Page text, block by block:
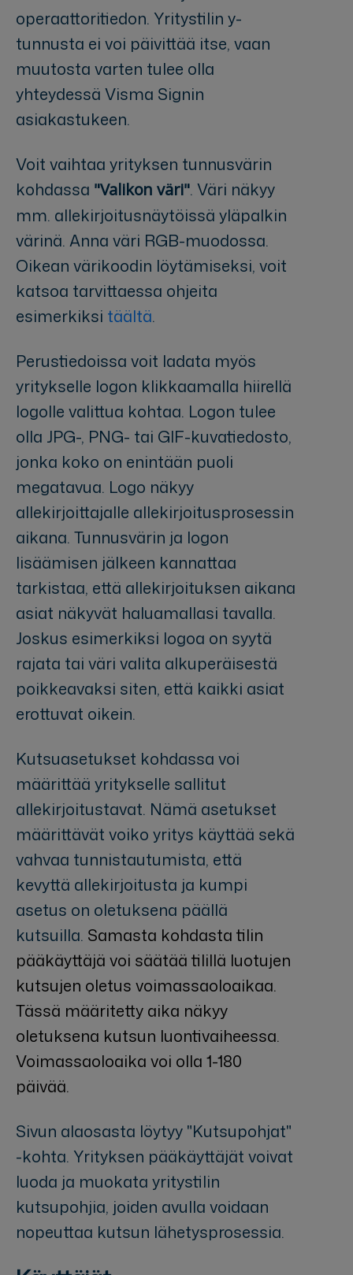
operaattoritiedon. Yritystilin y-
tunnusta ei voi päivittää itse, vaan
muutosta varten tulee olla
yhteydessä Visma Signin
asiakastukeen.
Voit vaihtaa yrityksen tunnusvärin
kohdassa "Valikon väri". Väri näkyy
mm. allekirjoitusnäytöissä yläpalkin
värinä. Anna väri RGB-muodossa.
Oikean värikoodin löytämiseksi, voit
katsoa tarvittaessa ohjeita
esimerkiksi täältä.
Perustiedoissa voit ladata myös
yritykselle logon klikkaamalla hiirellä
logolle valittua kohtaa. Logon tulee
olla JPG-, PNG- tai GIF-kuvatiedosto,
jonka koko on enintään puoli
megatavua. Logo näkyy
allekirjoittajalle allekirjoitusprosessin
aikana. Tunnusvärin ja logon
lisäämisen jälkeen kannattaa
tarkistaa, että allekirjoituksen aikana
asiat näkyvät haluamallasi tavalla.
Joskus esimerkiksi logoa on syytä
rajata tai väri valita alkuperäisestä
poikkeavaksi siten, että kaikki asiat
erottuvat oikein.
Kutsuasetukset kohdassa voi
määrittää yritykselle sallitut
allekirjoitustavat. Nämä asetukset
määrittävät voiko yritys käyttää sekä
vahvaa tunnistautumista, että
kevyttä allekirjoitusta ja kumpi
asetus on oletuksena päällä
kutsuilla. Samasta kohdasta tilin
pääkäyttäjä voi säätää tilillä luotujen
kutsujen oletus voimassaoloaikaa.
Tässä määritetty aika näkyy
oletuksena kutsun luontivaiheessa.
Voimassaoloaika voi olla 1-180
päivää.
Sivun alaosasta löytyy "Kutsupohjat"
-kohta. Yrityksen pääkäyttäjät voivat
luoda ja muokata yritystilin
kutsupohjia, joiden avulla voidaan
nopeuttaa kutsun lähetysprosessia.